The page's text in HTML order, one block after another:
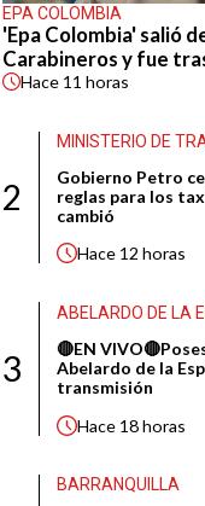
EPA COLOMBIA
'Epa Colombia' salió
Carabineros y fue
Hace 11 horas
2
MINISTERIO DE
Gobierno Petro
reglas para los
cambió
Hace 12 horas
3
ABELARDO DE LA
🔴EN
Abelardo de la
transmisión
Hace 18 horas
BARRANQUILLA